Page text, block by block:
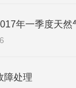
障处理